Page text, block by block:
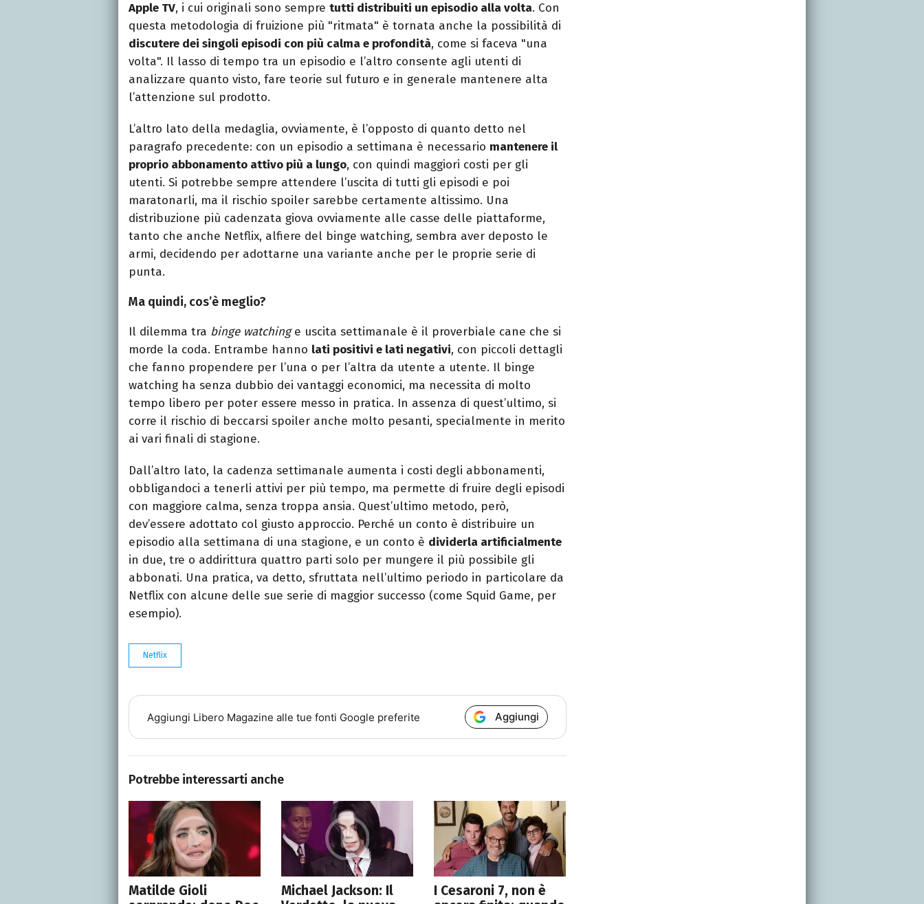
Apple TV, i cui originali sono sempre tutti distribuiti un episodio alla volta. Con
questa metodologia di fruizione più "ritmata" è tornata anche la possibilità di
discutere dei singoli episodi con più calma e profondità, come si faceva "una
volta". Il lasso di tempo tra un episodio e l’altro consente agli utenti di
analizzare quanto visto, fare teorie sul futuro e in generale mantenere alta
l’attenzione sul prodotto.
L’altro lato della medaglia, ovviamente, è l’opposto di quanto detto nel
paragrafo precedente: con un episodio a settimana è necessario mantenere il
proprio abbonamento attivo più a lungo, con quindi maggiori costi per gli
utenti. Si potrebbe sempre attendere l’uscita di tutti gli episodi e poi
maratonarli, ma il rischio spoiler sarebbe certamente altissimo. Una
distribuzione più cadenzata giova ovviamente alle casse delle piattaforme,
tanto che anche Netflix, alfiere del binge watching, sembra aver deposto le
armi, decidendo per adottarne una variante anche per le proprie serie di
punta.
Ma quindi, cos’è meglio?
Il dilemma tra binge watchinge uscita settimanale è il proverbiale cane che si
morde la coda. Entrambe hanno lati positivi e lati negativi, con piccoli dettagli
che fanno propendere per l’una o per l’altra da utente a utente. Il binge
watching ha senza dubbio dei vantaggi economici, ma necessita di molto
tempo libero per poter essere messo in pratica. In assenza di quest’ultimo, si
corre il rischio di beccarsi spoiler anche molto pesanti, specialmente in merito
ai vari finali di stagione.
Dall’altro lato, la cadenza settimanale aumenta i costi degli abbonamenti,
obbligandoci a tenerli attivi per più tempo, ma permette di fruire degli episodi
con maggiore calma, senza troppa ansia. Quest’ultimo metodo, però,
dev’essere adottato col giusto approccio. Perché un conto è distribuire un
episodio alla settimana di una stagione, e un conto è dividerla artificialmente
in due, tre o addirittura quattro parti solo per mungere il più possibile gli
abbonati. Una pratica, va detto, sfruttata nell’ultimo periodo in particolare da
Netflix con alcune delle sue serie di maggior successo (come Squid Game, per
esempio).
Netflix
Aggiungi Libero Magazine alle tue fonti Google preferite Aggiungi
Potrebbe interessarti anche
Matilde Gioli
Michael Jackson: Il
I Cesaroni 7, non è